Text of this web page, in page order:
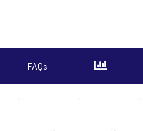
FAQs